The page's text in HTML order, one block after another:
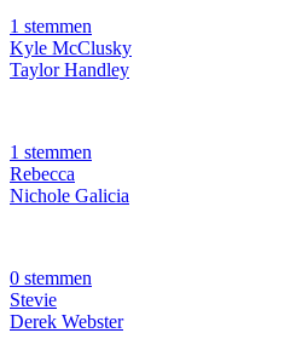
1 stemmen
Kyle McClusky
Taylor Handley
1 stemmen
Rebecca
Nichole Galicia
0 stemmen
Stevie
Derek Webster